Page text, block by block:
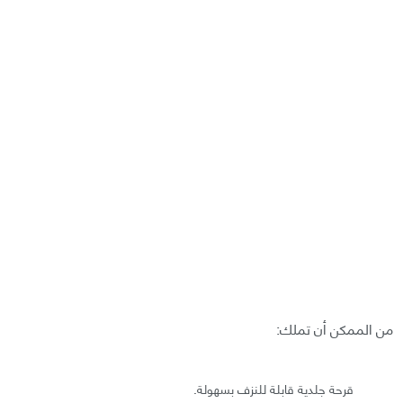
من الممكن أن تملك:
قرحة جلدية قابلة للنزف بسهولة.